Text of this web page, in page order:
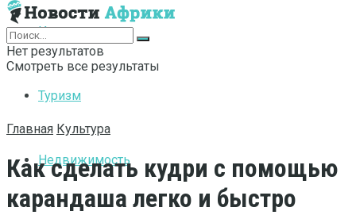
Интернет
Туризм
Недвижимость
Нет результатов
Смотреть все результаты
Главная Культура
Как сделать кудри с помощью
карандаша легко и быстро